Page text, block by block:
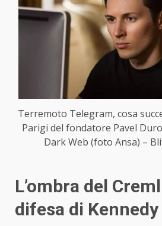
Terremoto Telegram, cosa
Parigi del fondatore Pavel
Dark Web (foto Ansa) –
L’ombra del
difesa di Kennedy